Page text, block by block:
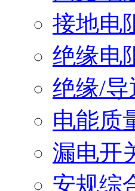
接地电
绝缘电
绝缘/导
电能质
漏电开
安规综